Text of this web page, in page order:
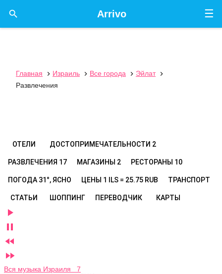
☰
Arrivo

Главная  Израиль  Все города  Эйлат

Развлечения
ОТЕЛИ ДОСТОПРИМЕЧАТЕЛЬНОСТИ 2
РАЗВЛЕЧЕНИЯ 17 МАГАЗИНЫ 2 РЕСТОРАНЫ 10
ПОГОДА 31°, ЯСНО ЦЕНЫ 1 ILS = 25.75 RUB ТРАНСПОРТ
СТАТЬИ ШОППИНГ ПЕРЕВОДЧИК КАРТЫ




Вся музыка Израиля 7